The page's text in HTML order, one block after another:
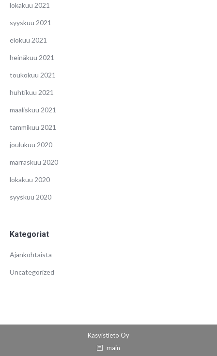
lokakuu 2021
syyskuu 2021
elokuu 2021
heinäkuu 2021
toukokuu 2021
huhtikuu 2021
maaliskuu 2021
tammikuu 2021
joulukuu 2020
marraskuu 2020
lokakuu 2020
syyskuu 2020
Kategoriat
Ajankohtaista
Uncategorized
Kasvistieto Oy
main